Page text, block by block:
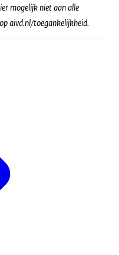
mogelijk niet aan alle
aivd.nl/toegankelijkheid.